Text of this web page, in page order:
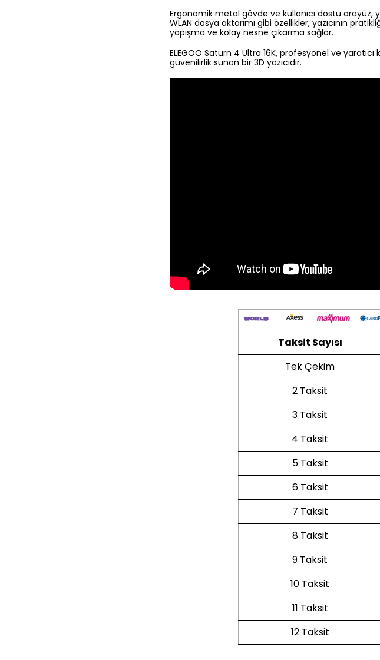
Ergonomik metal gövde ve kullanıcı dostu arayüz,
WLAN dosya aktarımı gibi özellikler, yazıcının
yapışma ve kolay nesne çıkarma sağlar.
ELEGOO Saturn 4 Ultra 16K, profesyonel ve
güvenilirlik sunan bir 3D yazıcıdır.
Taksit Sayısı
Tek Çekim
2 Taksit
3 Taksit
4 Taksit
5 Taksit
6 Taksit
7 Taksit
8 Taksit
9 Taksit
10 Taksit
11 Taksit
12 Taksit